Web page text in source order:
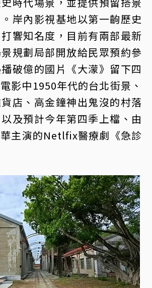
岸內影視基地以第一齣歷史
響知名度，目前有兩部最新
規劃局部開放給民眾預約參
破億的國片《大濛》留下四
影中1950年代的台北街景、
店、高金鐘神出鬼沒的村落
及預計今年第四季上檔、由
主演的Netlfix醫療劇《急診